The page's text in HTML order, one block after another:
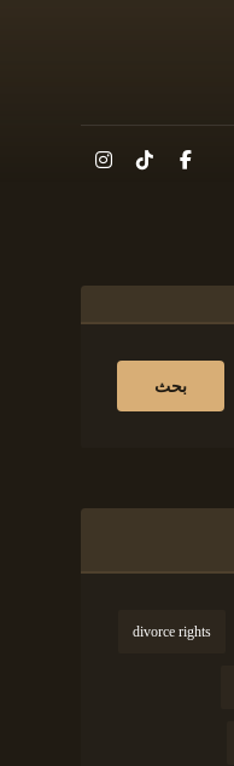
divorce rights